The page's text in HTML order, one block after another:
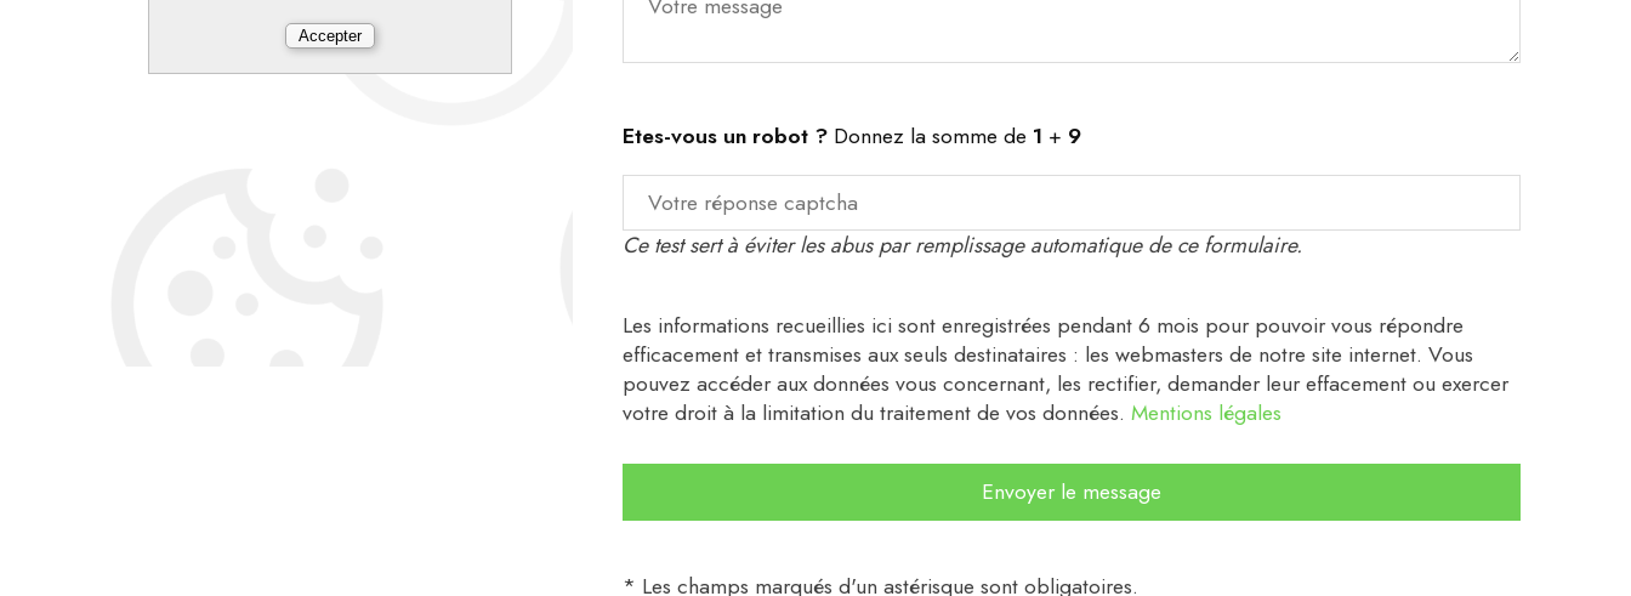
Etes-vous un robot ? Donnez la somme de 1 + 9
Ce test sert à éviter les abus par remplissage automatique de ce formulaire.
Les informations recueillies ici sont enregistrées pendant 6 mois pour pouvoir vous répondre
efficacement et transmises aux seuls destinataires : les webmasters de notre site internet. Vous
pouvez accéder aux données vous concernant, les rectifier, demander leur effacement ou exercer
votre droit à la limitation du traitement de vos données. Mentions légales
* Les champs marqués d'un astérisque sont obligatoires.